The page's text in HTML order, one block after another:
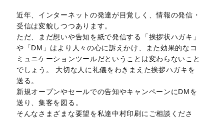
近年、インターネットの発達が目覚しく、情報の発信・
受信は変貌しつつあります。
ただ、まだ想いや告知を紙で発信する「挨拶状ハガキ」
や「DM」はより人々の心に訴えかけ、また効果的なコ
ミュニケーションツールだということは変わらないこと
でしょう。 大切な人に礼儀をわきまえた挨拶ハガキを
送る。
新規オープンやセールでの告知やキャンペーンにDMを
送り、集客を図る。
そんなさまざまな要望を私達中村印刷にご相談くださ